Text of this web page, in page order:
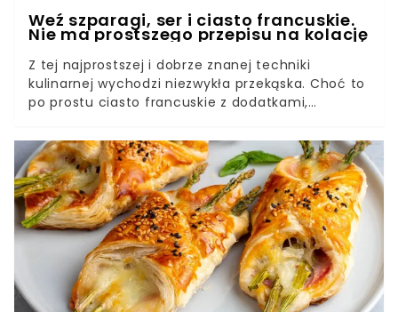
Weź szparagi, ser i ciasto francuskie.
Nie ma prostszego przepisu na kolację
Z tej najprostszej i dobrze znanej techniki
kulinarnej wychodzi niezwykła przekąska. Choć to
po prostu ciasto francuskie z dodatkami,
świetną, całkiem wystawną kolację.